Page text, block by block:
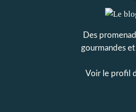
Des
gourmandes
Voir le profil